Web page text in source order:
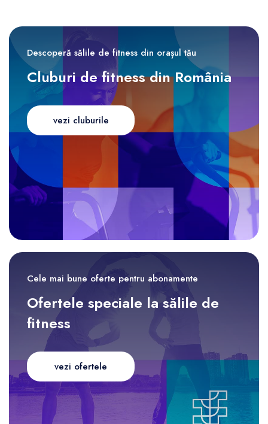
Descoperă sălile de fitness din orașul tău
Cluburi de fitness din România
vezi cluburile
Cele mai bune oferte pentru abonamente
Ofertele speciale la sălile de
fitness
vezi ofertele